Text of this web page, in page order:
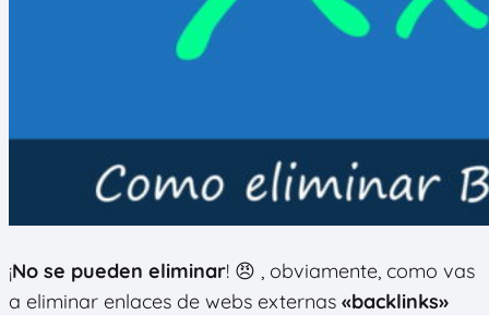
¡No se pueden eliminar! 😠 , obviamente, como vas
a eliminar enlaces de webs externas «backlinks»